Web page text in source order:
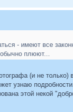
- имеют все
обычно плюют...
(и не только)
узнаю
этой некой